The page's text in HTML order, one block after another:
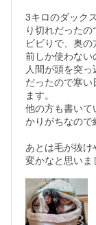
3キロのダック
り切れだったの
ビビりで、奥
前しか使わない
人間が頭を突
だったので寒
ます。
他の方も書いて
かりがちなので
あとは毛が抜
変かなと思いま